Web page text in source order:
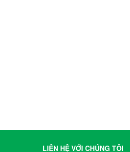
LIÊN HỆ VỚI CHÚNG TÔI